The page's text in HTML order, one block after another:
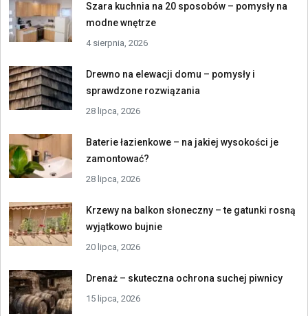
Szara kuchnia na 20 sposobów – pomysły na
modne wnętrze
4 sierpnia, 2026
Drewno na elewacji domu – pomysły i
sprawdzone rozwiązania
28 lipca, 2026
Baterie łazienkowe – na jakiej wysokości je
zamontować?
28 lipca, 2026
Krzewy na balkon słoneczny – te gatunki rosną
wyjątkowo bujnie
20 lipca, 2026
Drenaż – skuteczna ochrona suchej piwnicy
15 lipca, 2026